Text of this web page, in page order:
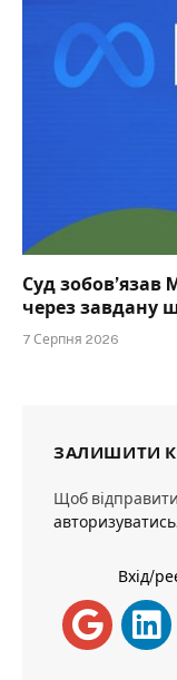
Суд
через завдану
7 Серпня 2026
ЗАЛИШИТИ
Щоб
авторизуватись.
Вхід/